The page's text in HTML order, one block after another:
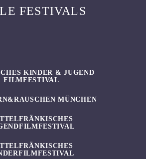
FESTIVALS
KINDER & JUGEND
FILMFESTIVAL
MÜNCHEN